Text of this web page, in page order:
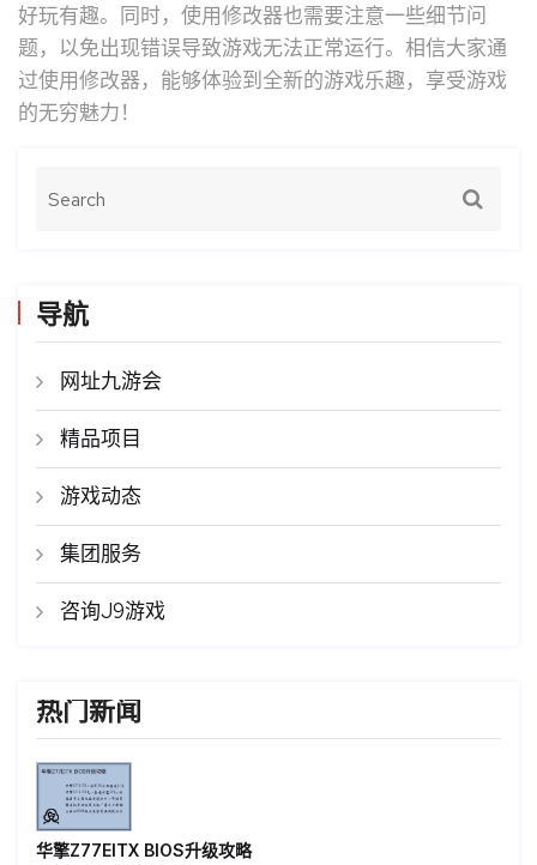
好玩有趣。同时，使用修改器也需要注意一些细节问
题，以免出现错误导致游戏无法正常运行。相信大家通
过使用修改器，能够体验到全新的游戏乐趣，享受游戏
的无穷魅力！
导航
网址九游会
精品项目
游戏动态
集团服务
咨询J9游戏
热门新闻
华擎Z77EITX BIOS升级攻略